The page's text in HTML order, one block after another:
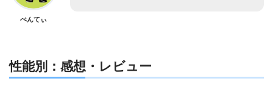
ぺんてぃ
性能別：感想・レビュー